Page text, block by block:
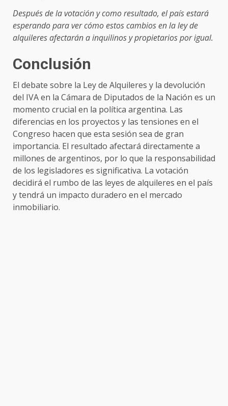
Después de la votación y como resultado, el país estará
esperando para ver cómo estos cambios en la ley de
alquileres afectarán a inquilinos y propietarios por igual.
Conclusión
El debate sobre la Ley de Alquileres y la devolución
del IVA en la Cámara de Diputados de la Nación es un
momento crucial en la política argentina. Las
diferencias en los proyectos y las tensiones en el
Congreso hacen que esta sesión sea de gran
importancia. El resultado afectará directamente a
millones de argentinos, por lo que la responsabilidad
de los legisladores es significativa. La votación
decidirá el rumbo de las leyes de alquileres en el país
y tendrá un impacto duradero en el mercado
inmobiliario.